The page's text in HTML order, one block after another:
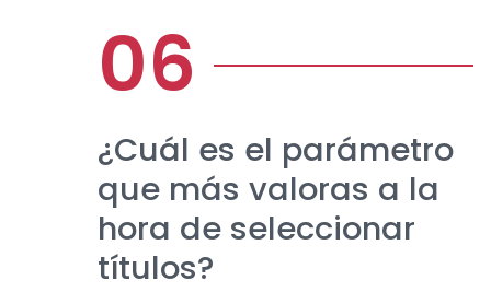
¿Cuál es el parámetro
que más valoras a la
hora de seleccionar
títulos?